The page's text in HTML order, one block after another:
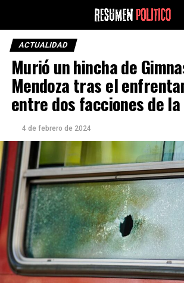
ACTUALIDAD
Murió un hincha de
Mendoza tras el
entre dos facciones de
4 de febrero de 2024